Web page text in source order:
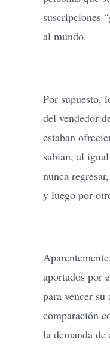
suscripciones
al mundo.
Por supuesto,
del vendedor
estaban
sabían, al
nunca
y luego por
aportados por
para vencer
comparación
la demanda de